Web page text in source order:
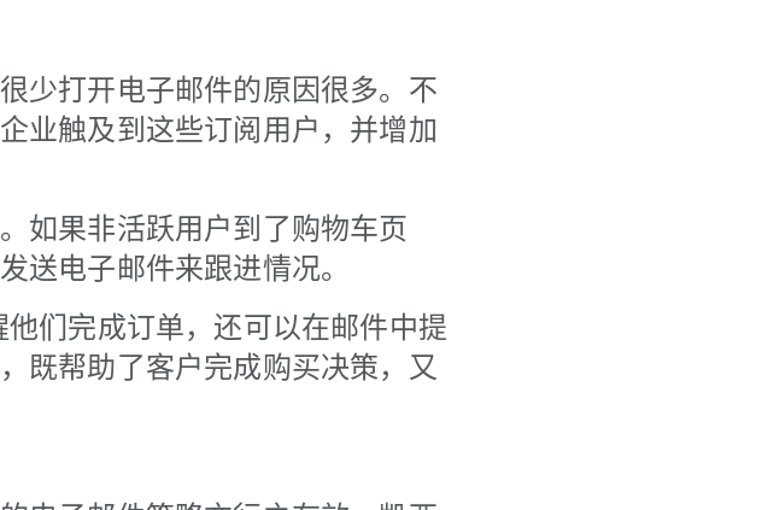
少打开电子邮件的原因很多。不
业触及到这些订阅用户，并增加
如果非活跃用户到了购物车页
送电子邮件来跟进情况。
们完成订单，还可以在邮件中提
既帮助了客户完成购买决策，又